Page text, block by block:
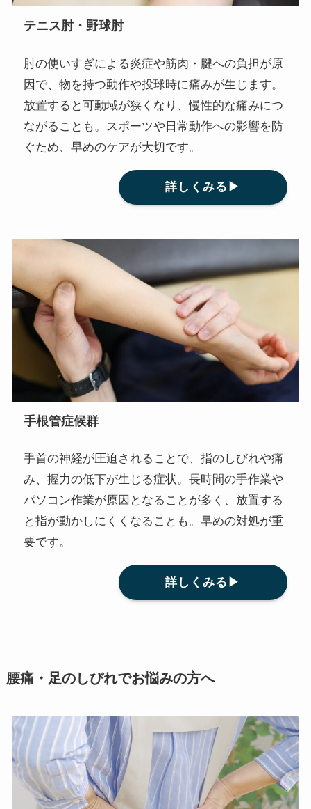
テニス肘・野球肘
肘の使いすぎによる炎症や筋肉・腱への負担が原
因で、物を持つ動作や投球時に痛みが生じます。
放置すると可動域が狭くなり、慢性的な痛みにつ
ながることも。スポーツや日常動作への影響を防
ぐため、早めのケアが大切です。
詳しくみる▶
手根管症候群
手首の神経が圧迫されることで、指のしびれや痛
み、握力の低下が生じる症状。長時間の手作業や
パソコン作業が原因となることが多く、放置する
と指が動かしにくくなることも。早めの対処が重
要です。
詳しくみる▶
腰痛・足のしびれでお悩みの方へ